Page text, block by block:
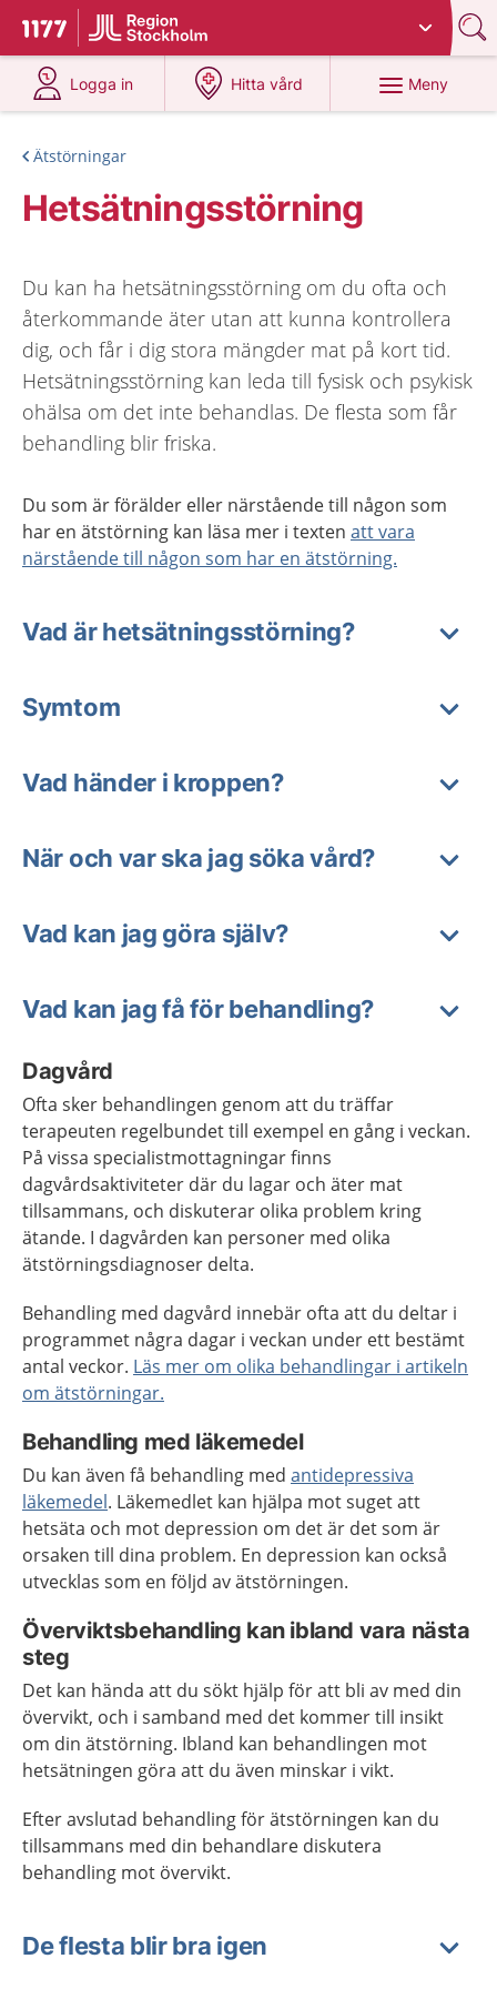
Till startsidan för 1177
Du har valt region
Logga in
på 1177.se
Hitta vård
på 1177.se
Meny
Ätstörningar
Hetsätningsstörning
Du kan ha hetsätningsstörning om du ofta och
återkommande äter utan att kunna kontrollera
dig, och får i dig stora mängder mat på kort tid.
Hetsätningsstörning kan leda till fysisk och psykisk
ohälsa om det inte behandlas. De flesta som får
behandling blir friska.
Du som är förälder eller närstående till någon som
har en ätstörning kan läsa mer i texten att vara
närstående till någon som har en ätstörning.
Vad är hetsätningsstörning?
Symtom
Vad händer i kroppen?
När och var ska jag söka vård?
Vad kan jag göra själv?
Vad kan jag få för behandling?
Dagvård
Ofta sker behandlingen genom att du träffar
terapeuten regelbundet till exempel en gång i veckan.
På vissa specialistmottagningar finns
dagvårdsaktiviteter där du lagar och äter mat
tillsammans, och diskuterar olika problem kring
ätande. I dagvården kan personer med olika
ätstörningsdiagnoser delta.
Behandling med dagvård innebär ofta att du deltar i
programmet några dagar i veckan under ett bestämt
antal veckor. Läs mer om olika behandlingar i artikeln
om ätstörningar.
Behandling med läkemedel
Du kan även få behandling med antidepressiva
läkemedel. Läkemedlet kan hjälpa mot suget att
hetsäta och mot depression om det är det som är
orsaken till dina problem. En depression kan också
utvecklas som en följd av ätstörningen.
Överviktsbehandling kan ibland vara nästa
steg
Det kan hända att du sökt hjälp för att bli av med din
övervikt, och i samband med det kommer till insikt
om din ätstörning. Ibland kan behandlingen mot
hetsätningen göra att du även minskar i vikt.
Efter avslutad behandling för ätstörningen kan du
tillsammans med din behandlare diskutera
behandling mot övervikt.
De flesta blir bra igen